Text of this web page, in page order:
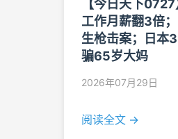
【今日天下
工作月薪翻3倍
生枪击案；日本
骗65岁大妈
2026年07月29日
阅读全文 →